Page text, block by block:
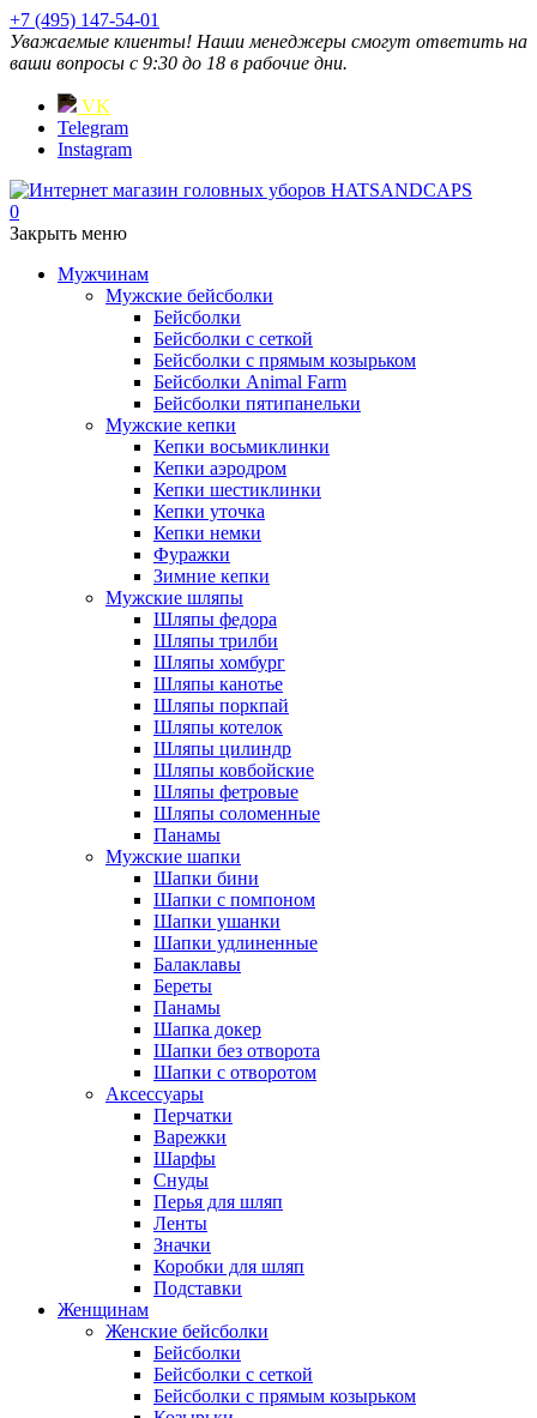
+7 (495) 147-54-01
Уважаемые клиенты! Наши менеджеры смогут ответить на
ваши вопросы с 9:30 до 18 в рабочие дни.
VK
Telegram
Instagram
0
Закрыть меню
Мужчинам
Мужские бейсболки
Бейсболки
Бейсболки с сеткой
Бейсболки с прямым козырьком
Бейсболки Animal Farm
Бейсболки пятипанельки
Мужские кепки
Кепки восьмиклинки
Кепки аэродром
Кепки шестиклинки
Кепки уточка
Кепки немки
Фуражки
Зимние кепки
Мужские шляпы
Шляпы федора
Шляпы трилби
Шляпы хомбург
Шляпы канотье
Шляпы поркпай
Шляпы котелок
Шляпы цилиндр
Шляпы ковбойские
Шляпы фетровые
Шляпы соломенные
Панамы
Мужские шапки
Шапки бини
Шапки с помпоном
Шапки ушанки
Шапки удлиненные
Балаклавы
Береты
Панамы
Шапка докер
Шапки без отворота
Шапки с отворотом
Аксессуары
Перчатки
Варежки
Шарфы
Снуды
Перья для шляп
Ленты
Значки
Коробки для шляп
Подставки
Женщинам
Женские бейсболки
Бейсболки
Бейсболки с сеткой
Бейсболки с прямым козырьком